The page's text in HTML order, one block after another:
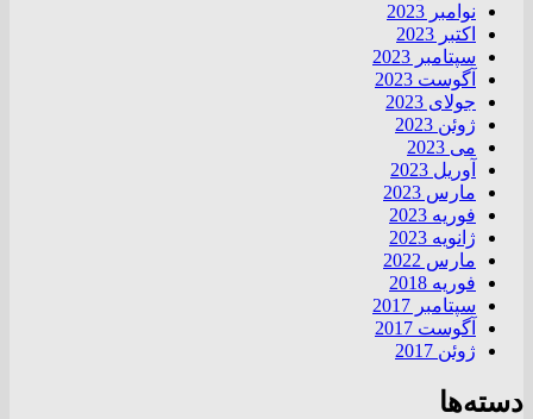
نوامبر 2023
اکتبر 2023
سپتامبر 2023
آگوست 2023
جولای 2023
ژوئن 2023
می 2023
آوریل 2023
مارس 2023
فوریه 2023
ژانویه 2023
مارس 2022
فوریه 2018
سپتامبر 2017
آگوست 2017
ژوئن 2017
دسته‌ها